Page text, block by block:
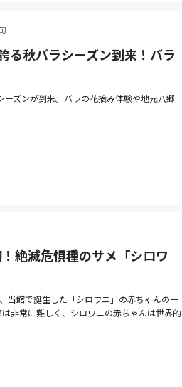
る秋バラシーズン到来！バラ
ズンが到来。バラの花摘み体験や地元八郷
絶滅危惧種のサメ「シロワ
当館で誕生した「シロワニ」の赤ちゃんの一
非常に難しく、シロワニの赤ちゃんは世界的